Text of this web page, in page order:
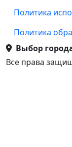
Подвал
Политика
Политика
Выбор
Все права